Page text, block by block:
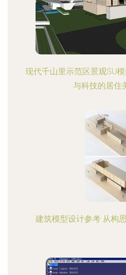
现代千山里示范区景观SU
与科技的居住
建筑模型设计参考 从构